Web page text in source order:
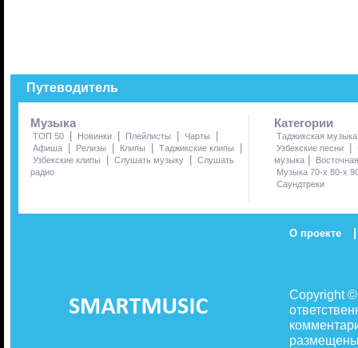
Путеводитель
Музыка
ТОП 50 | Новинки | Плейлисты | Чарты |
Афиша | Релизы | Клипы | Таджикские клипы |
Узбекские клипы | Слушать музыку | Слушать
радио
Категории
Таджикская музыка
Узбекские песни
|
музыка |
Музыка 70-х 80-х
Саундтреки
О проекте |
Copyright
размещены